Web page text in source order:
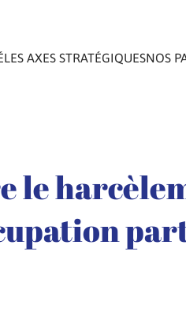
LES AXES STRATÉGIQUESNOS
le